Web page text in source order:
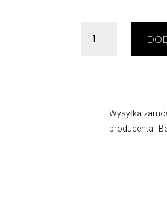
Pityver
Wysyłka
producenta |